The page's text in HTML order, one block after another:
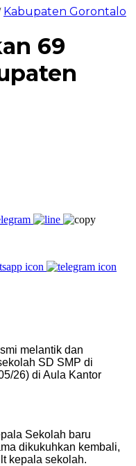
Kabupaten Gorontalo
69
melantik dan
SD SMP di
26) di Aula Kantor
Sekolah baru
dikukuhkan kembali,
kepala sekolah.